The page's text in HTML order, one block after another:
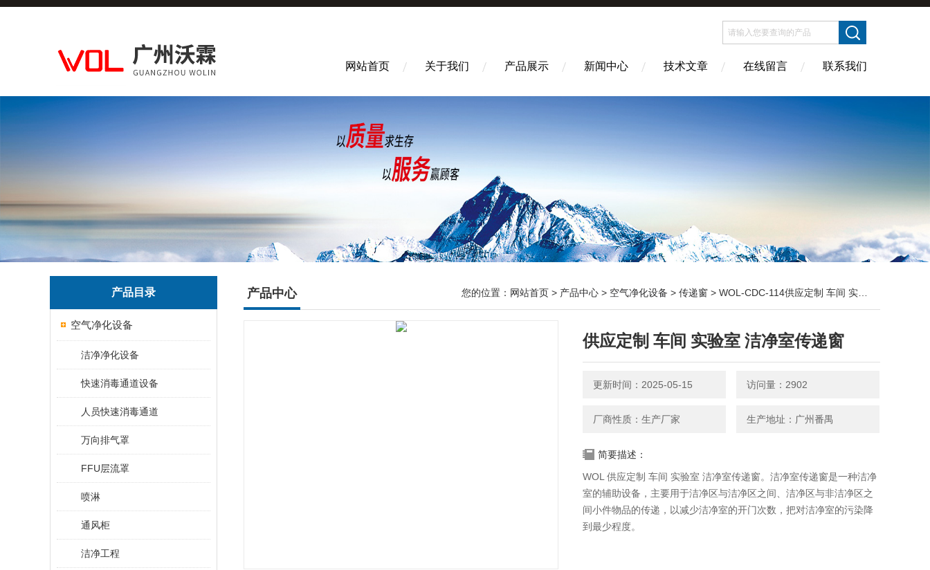
网站首页 关于我们 产品展示 新闻中心 技术文章 在线留言 联系我们
产品目录
空气净化设备
洁净净化设备
快速消毒通道设备
人员快速消毒通道
万向排气罩
FFU层流罩
喷淋
通风柜
洁净工程
产品中心 您的位置： 网站首页 > 产品中心 > 空气净化设备 > 传递窗 > WOL-CDC-114供应定制 车间 实验室 洁净室传递窗
供应定制 车间 实验室 洁净室传递窗
更新时间：2025-05-15 访问量：2902
厂商性质：生产厂家 生产地址：广州番禺
简要描述：
WOL 供应定制 车间 实验室 洁净室传递窗。洁净室传递窗是一种洁净
室的辅助设备，主要用于洁净区与洁净区之间、洁净区与非洁净区之
间小件物品的传递，以减少洁净室的开门次数，把对洁净室的污染降
到最少程度。